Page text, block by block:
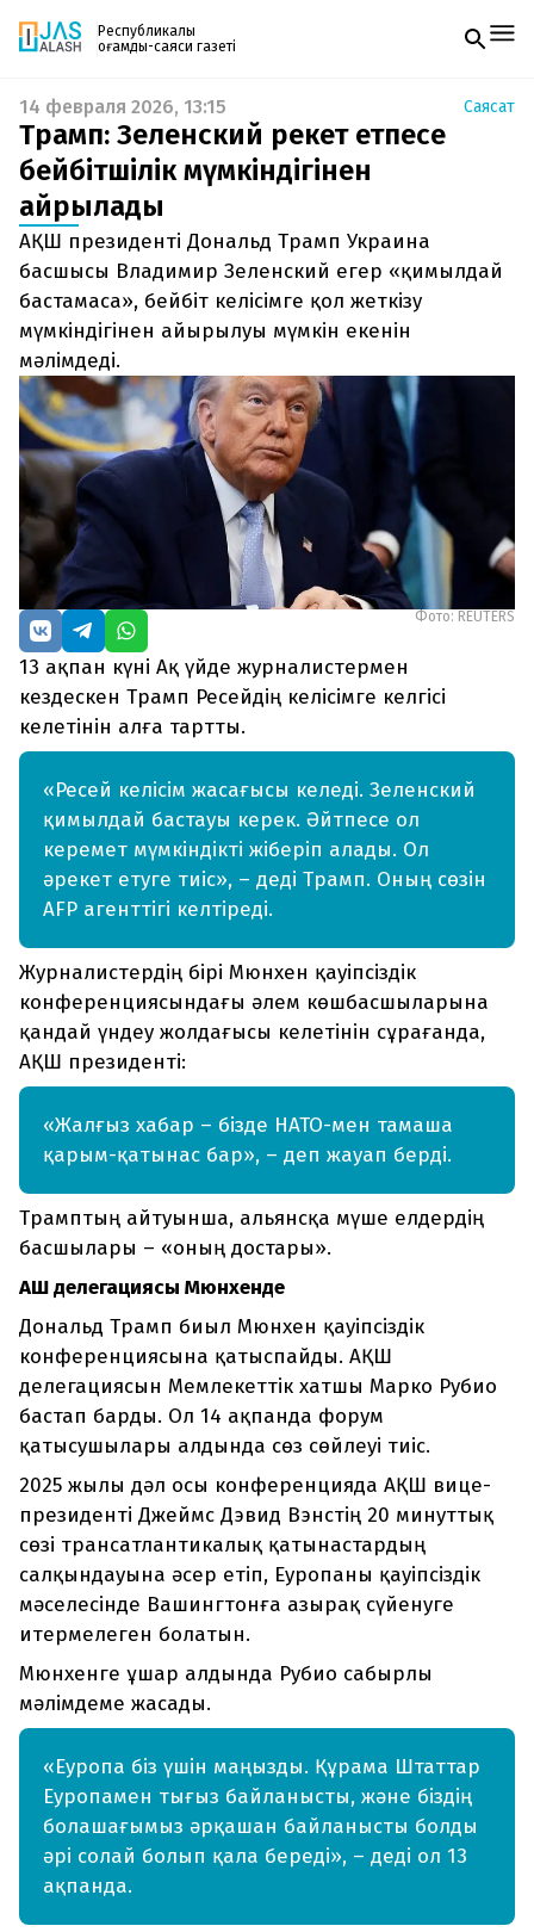
Республикалық
қоғамдық-саяси газеті
Жаңалықтар
Спорт
Live
Руханият
Аймақ
Архив
Заң және тәртіп
Редакциямен байланыс
+7 708 604 51 06
Жарнама бөлімі
+7 701 220 64 52
Пошта
zhasalash100@gmail.com
Газетке жазылу
PDF форматтағы газетті ай сайын электронды
поштаңызға алып отырыңыз. Жаңа нөмір
шыққан сәтте сізге бірден жіберіледі. Тек email
енгізіңіз, біз қалғанын өзіміз жібереміз.
14 февраля 2026, 13:15 Саясат
Трамп: Зеленский әрекет етпесе
бейбітшілік мүмкіндігінен
айрылады
АҚШ президенті Дональд Трамп Украина
басшысы Владимир Зеленский егер «қимылдай
бастамаса», бейбіт келісімге қол жеткізу
мүмкіндігінен айырылуы мүмкін екенін
мәлімдеді.
Фото: REUTERS
13 ақпан күні Ақ үйде журналистермен
кездескен Трамп Ресейдің келісімге келгісі
келетінін алға тартты.
«Ресей келісім жасағысы келеді. Зеленский
қимылдай бастауы керек. Әйтпесе ол
керемет мүмкіндікті жіберіп алады. Ол
әрекет етуге тиіс», – деді Трамп. Оның сөзін
AFP агенттігі келтіреді.
Журналистердің бірі Мюнхен қауіпсіздік
конференциясындағы әлем көшбасшыларына
қандай үндеу жолдағысы келетінін сұрағанда,
АҚШ президенті:
«Жалғыз хабар – бізде НАТО-мен тамаша
қарым-қатынас бар», – деп жауап берді.
Трамптың айтуынша, альянсқа мүше елдердің
басшылары – «оның достары».
АҚШ делегациясы Мюнхенде
Дональд Трамп биыл Мюнхен қауіпсіздік
конференциясына қатыспайды. АҚШ
делегациясын Мемлекеттік хатшы Марко Рубио
бастап барды. Ол 14 ақпанда форум
қатысушылары алдында сөз сөйлеуі тиіс.
2025 жылы дәл осы конференцияда АҚШ вице-
президенті Джеймс Дэвид Вэнстің 20 минуттық
сөзі трансатлантикалық қатынастардың
салқындауына әсер етіп, Еуропаны қауіпсіздік
мәселесінде Вашингтонға азырақ сүйенуге
итермелеген болатын.
Мюнхенге ұшар алдында Рубио сабырлы
мәлімдеме жасады.
«Еуропа біз үшін маңызды. Құрама Штаттар
Еуропамен тығыз байланысты, және біздің
болашағымыз әрқашан байланысты болды
әрі солай болып қала береді», – деді ол 13
ақпанда.